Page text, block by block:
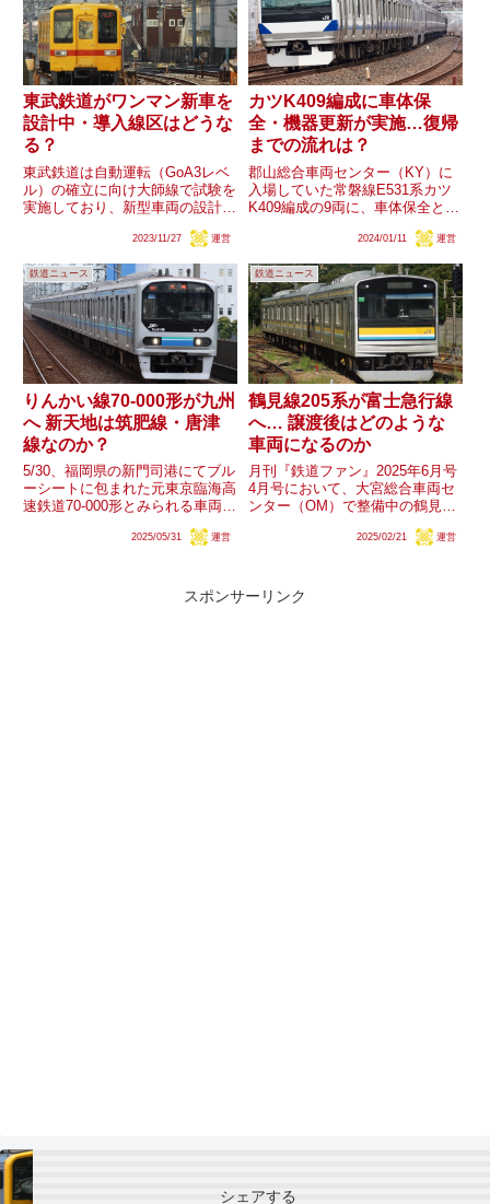
東武鉄道がワンマン新車を
設計中・導入線区はどうな
る？
東武鉄道は自動運転（GoA3レベ
ル）の確立に向け大師線で試験を
実施しており、新型車両の設計も
います。新型車両はどのような仕
線や伊勢崎線の末端区間など、ワ
ンマン運転が実施されている他...
2023/11/27 運営
カツK409編成に車体保
全・機器更新が実施…復帰
までの流れは？
郡山総合車両センター（KY）に
入場していた常磐線E531系カツ
K409編成の9両に、車体保全と見
味する「24-2」の検査表記、更に
（SIV）の機器更新が確認されま
した。営業運...
2024/01/11 運営
鉄道ニュース
りんかい線70-000形が九州
へ 新天地は筑肥線・唐津
線なのか？
5/30、福岡県の新門司港にてブル
ーシートに包まれた元東京臨海高
速鉄道70-000形とみられる車両が
の小倉総合車両センターへ向かっ
2025/05/31 運営
鉄道ニュース
鶴見線205系が富士急行線
へ… 譲渡後はどのような
車両になるのか
月刊『鉄道ファン』2025年6月号
4月号において、大宮総合車両セ
ンター（OM）で整備中の鶴見線
ナハT17編成は富士山麓電気鉄道
系の譲渡その...
2025/02/21 運営
スポンサーリンク
シェアする